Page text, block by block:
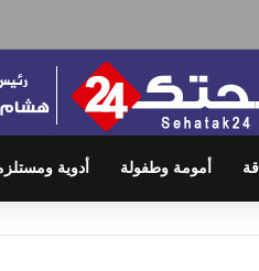
أمومة وطفولة أدوية